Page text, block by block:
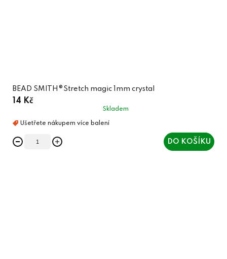
BEAD SMITH®Stretch magic 1mm crystal
14 Kč
Skladem
DO KOŠÍKU